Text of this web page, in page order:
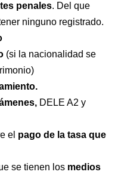
penales. Del que
ninguno registrado.
(si la nacionalidad se
DELE A2 y
el pago de la tasa que
se tienen los medios